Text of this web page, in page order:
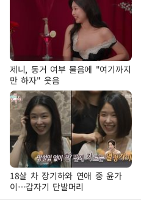
제니, 동거 여부 물음에 "여기까지
만 하자" 웃음
18살 차 장기하와 연애 중 윤가
이…갑자기 단발머리